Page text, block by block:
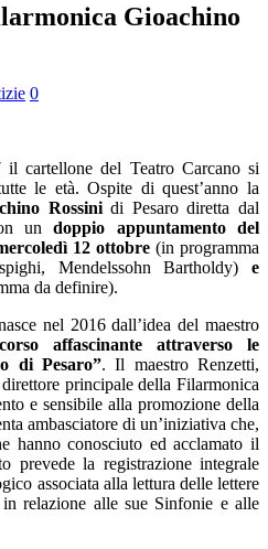
Gioachino
0
il cartellone del Teatro Carcano si
le età. Ospite di quest’anno la
Rossinidi Pesaro diretta dal
un doppio appuntamento del
12 ottobre (in programma
Mendelssohn Bartholdy) e
da definire).
nel 2016 dall’idea del maestro
affascinante attraverso le
di Pesaro”. Il maestro Renzetti,
principale della Filarmonica
e sensibile alla promozione della
ambasciatore di un’iniziativa che,
hanno conosciuto ed acclamato il
prevede la registrazione integrale
associata alla lettura delle lettere
relazione alle sue Sinfonie e alle